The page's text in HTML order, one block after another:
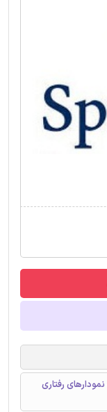
رفتاری